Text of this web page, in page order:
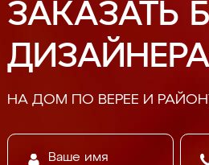
ЗАКАЗАТЬ
НА ДОМ ПО ВЕРЕЕ И